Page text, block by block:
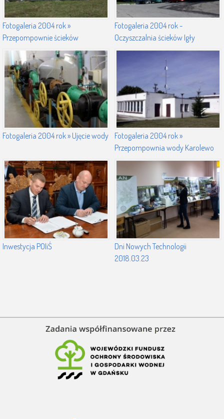
Fotogaleria 2004 rok »
Przepompownie ścieków
Fotogaleria 2004 rok -
Oczyszczalnia ścieków Igły
Fotogaleria 2004 rok » Ujęcie wody
Fotogaleria 2004 rok »
Przepompownia wody Karolewo
Inwestycja POIiŚ
Dni Nowych Technologii
2018.03.23